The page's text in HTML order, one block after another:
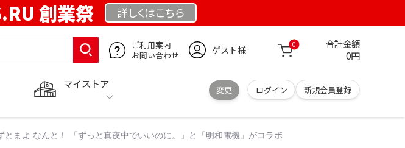
創業祭 詳しくはこちら
ご利用案内
お問い合わせ
ゲスト様 0 合計金額
0円
マイストア
変更 ログイン 新規会員登録
よ なんと！ 「ずっと真夜中でいいのに。」と「明和電機」がコラボ